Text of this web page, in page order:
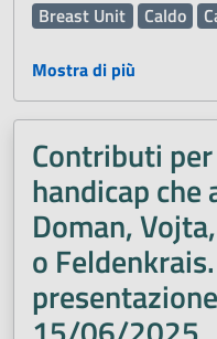
Breast Unit
Caldo
Comunità
Comunità
Defibrillatore
Dematerializzata DEMA
Diritti dei pazienti
Esami di Laboratorio
Ginecologia e Ostetricia
Inclusione sociale
Laboratorio Analisi
Mostra di più
Contributi
handicap
Doman,
o